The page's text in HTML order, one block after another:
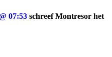
07:53 schreef Montresor het